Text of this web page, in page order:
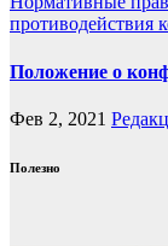
противодействия
Положение о
Фев 2, 2021
Полезно